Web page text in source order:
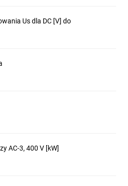
Us dla DC [V] do
AC-3, 400 V [kW]